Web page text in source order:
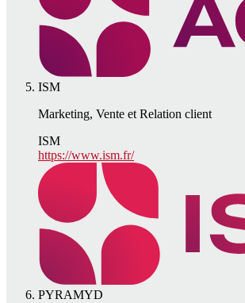
ISM
Marketing, Vente et Relation client
ISM
https://www.ism.fr/
PYRAMYD